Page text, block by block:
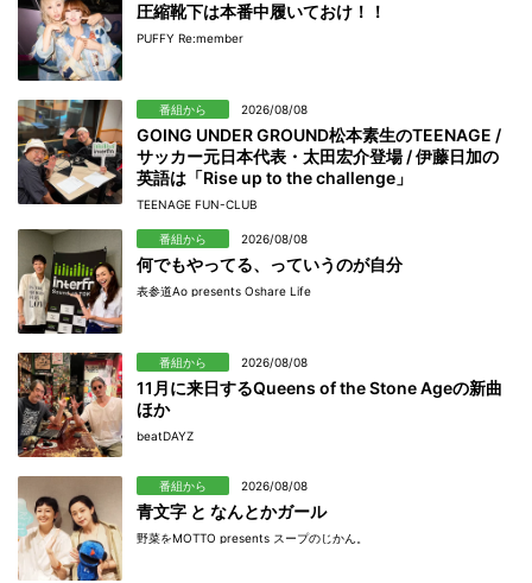
圧縮靴下は本番中履いておけ！！
PUFFY Re:member
番組から 2026/08/08
GOING UNDER GROUND松本素生のTEENAGE /
サッカー元日本代表・太田宏介登場 / 伊藤日加の
英語は「Rise up to the challenge」
TEENAGE FUN-CLUB
番組から 2026/08/08
何でもやってる、っていうのが自分
表参道Ao presents Oshare Life
番組から 2026/08/08
11月に来日するQueens of the Stone Ageの新曲
ほか
beatDAYZ
番組から 2026/08/08
青文字 と なんとかガール
野菜をMOTTO presents スープのじかん。